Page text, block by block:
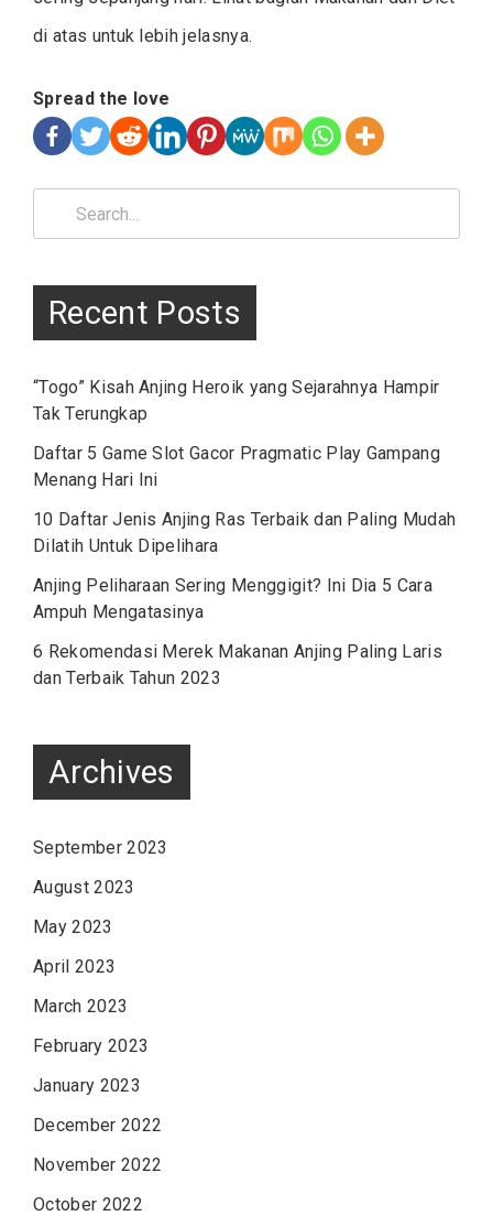
di atas untuk lebih jelasnya.
Spread the love
Recent Posts
“Togo” Kisah Anjing Heroik yang Sejarahnya Hampir
Tak Terungkap
Daftar 5 Game Slot Gacor Pragmatic Play Gampang
Menang Hari Ini
10 Daftar Jenis Anjing Ras Terbaik dan Paling Mudah
Dilatih Untuk Dipelihara
Anjing Peliharaan Sering Menggigit? Ini Dia 5 Cara
Ampuh Mengatasinya
6 Rekomendasi Merek Makanan Anjing Paling Laris
dan Terbaik Tahun 2023
Archives
September 2023
August 2023
May 2023
April 2023
March 2023
February 2023
January 2023
December 2022
November 2022
October 2022